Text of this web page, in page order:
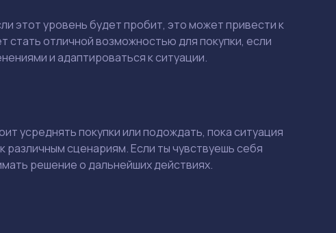
этот уровень будет пробит, это может привести к
отличной возможностью для покупки, если
и адаптироваться к ситуации.
усреднять покупки или подождать, пока ситуация
сценариям. Если ты чувствуешь себя
решение о дальнейших действиях.